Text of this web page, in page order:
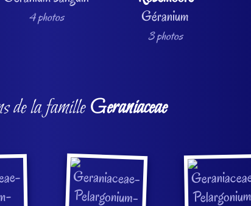
4 photos
Géranium
3 photos
de la familleGeraniaceae